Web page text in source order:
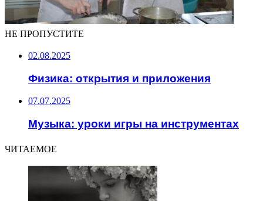
НЕ ПРОПУСТИТЕ
02.08.2025
Физика: открытия и приложения
07.07.2025
Музыка: уроки игры на инструментах
ЧИТАЕМОЕ